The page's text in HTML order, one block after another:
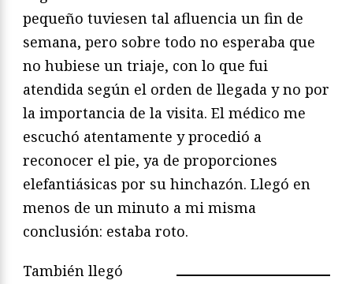
pequeño tuviesen tal afluencia un fin de
semana, pero sobre todo no esperaba que
no hubiese un triaje, con lo que fui
atendida según el orden de llegada y no por
la importancia de la visita. El médico me
escuchó atentamente y procedió a
reconocer el pie, ya de proporciones
elefantiásicas por su hinchazón. Llegó en
menos de un minuto a mi misma
conclusión: estaba roto.
También llegó